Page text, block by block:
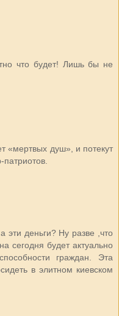
что будет! Лишь бы не
«мертвых душ», и потекут
эти деньги? Ну разве ,что
сегодня будет актуально
граждан. Эта
в элитном киевском